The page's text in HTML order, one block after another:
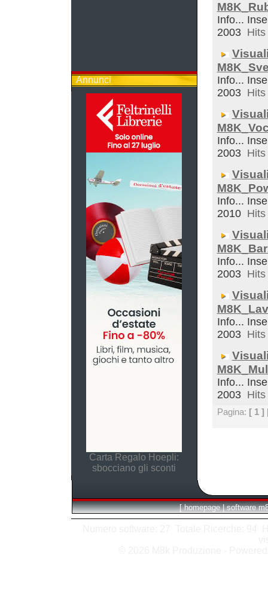
Annunci
Carta Regalo Hoepli:
sbocciano gli sconti
Info...
2003
Info...
2003
Info...
2003
Info...
2010
Info...
2003
Info...
2003
Info...
2003
Pagina: [ 1 ]
[ homepage | software